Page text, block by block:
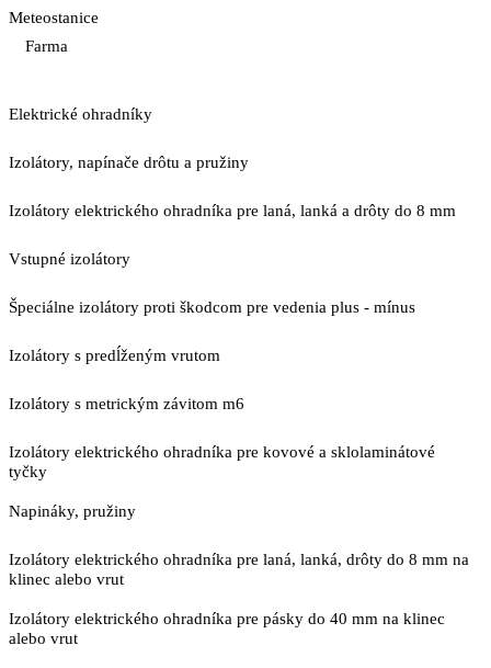
Meteostanice
Farma
Elektrické ohradníky
Izolátory, napínače drôtu a pružiny
Izolátory elektrického ohradníka pre laná, lanká a drôty do 8 mm
Vstupné izolátory
Špeciálne izolátory proti škodcom pre vedenia plus - mínus
Izolátory s predĺženým vrutom
Izolátory s metrickým závitom m6
Izolátory elektrického ohradníka pre kovové a sklolaminátové
tyčky
Napináky, pružiny
Izolátory elektrického ohradníka pre laná, lanká, drôty do 8 mm na
klinec alebo vrut
Izolátory elektrického ohradníka pre pásky do 40 mm na klinec
alebo vrut